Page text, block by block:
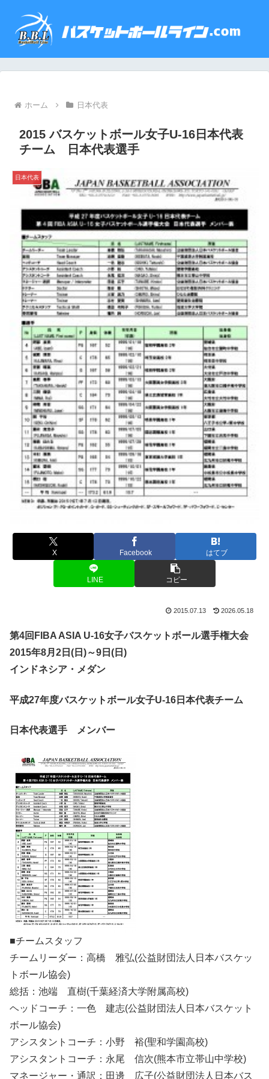
ホーム 日本代表
2015 バスケットボール女子U-16日本代表
チーム 日本代表選手
日本代表
X Facebook はてブ
LINE コピー
2015.07.13 2026.05.18
第4回FIBA ASIA U-16女子バスケットボール選手権大会
2015年8月2日(日)～9日(日)
インドネシア・メダン
平成27年度バスケットボール女子U-16日本代表チーム
日本代表選手 メンバー
■チームスタッフ
チームリーダー：高橋 雅弘(公益財団法人日本バスケッ
トボール協会)
総括：池端 直樹(千葉経済大学附属高校)
ヘッドコーチ：一色 建志(公益財団法人日本バスケット
ボール協会)
アシスタントコーチ：小野 裕(聖和学園高校)
アシスタントコーチ：永尾 信次(熊本市立帯山中学校)
マネージャー・通訳：田邊 広子(公益財団法人日本バス